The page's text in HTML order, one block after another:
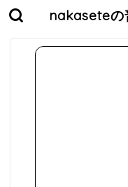
nakaseteの